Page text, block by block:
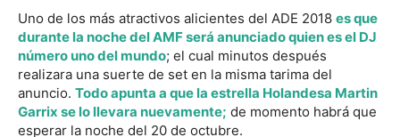
Uno de los más atractivos alicientes del ADE 2018 es que
durante la noche del AMF será anunciado quien es el DJ
número uno del mundo; el cual minutos después
realizara una suerte de set en la misma tarima del
anuncio. Todo apunta a que la estrella Holandesa Martin
Garrix se lo llevara nuevamente; de momento habrá que
esperar la noche del 20 de octubre.